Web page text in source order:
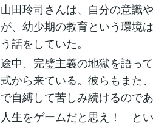
山田玲司さんは、自分の意識
が、幼少期の教育という環境
う話をしていた。
途中、完璧主義の地獄を語っ
式から来ている。彼らもまた
で自縛して苦しみ続けるのであ
人生をゲームだと思え！ と